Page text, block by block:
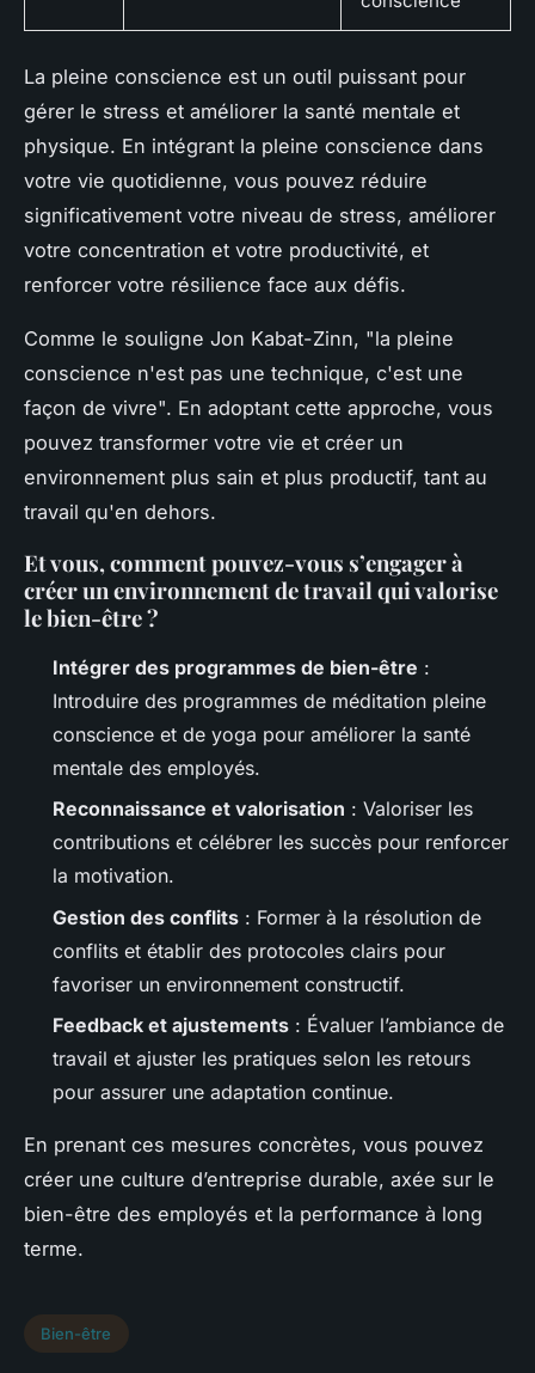
La pleine conscience est un outil puissant pour
gérer le stress et améliorer la santé mentale et
physique. En intégrant la pleine conscience dans
votre vie quotidienne, vous pouvez réduire
significativement votre niveau de stress, améliorer
votre concentration et votre productivité, et
renforcer votre résilience face aux défis.
Comme le souligne Jon Kabat-Zinn, "la pleine
conscience n'est pas une technique, c'est une
façon de vivre". En adoptant cette approche, vous
pouvez transformer votre vie et créer un
environnement plus sain et plus productif, tant au
travail qu'en dehors.
Et vous, comment pouvez-vous s’engager à
créer un environnement de travail qui valorise
le bien-être ?
Intégrer des programmes de bien-être :
Introduire des programmes de méditation pleine
conscience et de yoga pour améliorer la santé
mentale des employés.
Reconnaissance et valorisation : Valoriser les
contributions et célébrer les succès pour renforcer
la motivation.
Gestion des conflits : Former à la résolution de
conflits et établir des protocoles clairs pour
favoriser un environnement constructif.
Feedback et ajustements : Évaluer l’ambiance de
travail et ajuster les pratiques selon les retours
pour assurer une adaptation continue.
En prenant ces mesures concrètes, vous pouvez
créer une culture d’entreprise durable, axée sur le
bien-être des employés et la performance à long
terme.
Bien-être